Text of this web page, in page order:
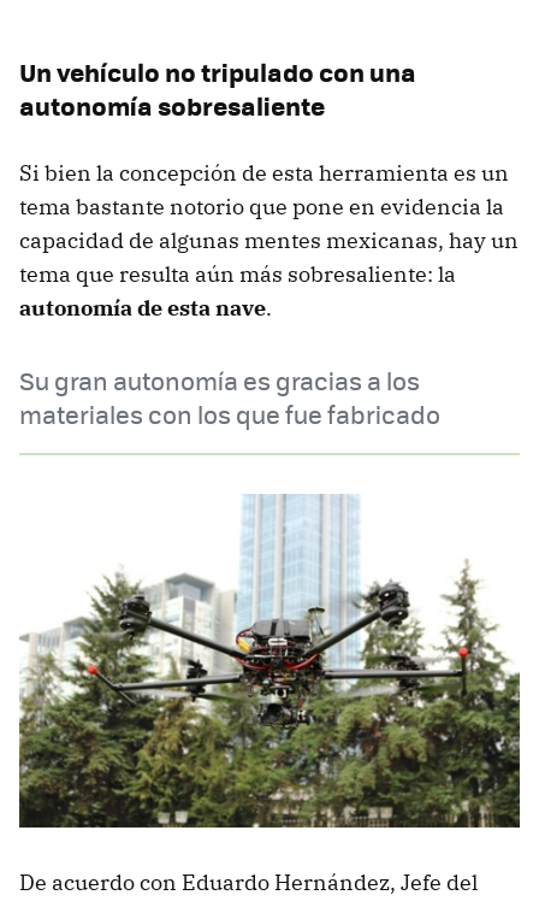
Un vehículo no tripulado con una
autonomía sobresaliente
Si bien la concepción de esta herramienta es un
tema bastante notorio que pone en evidencia la
capacidad de algunas mentes mexicanas, hay un
tema que resulta aún más sobresaliente: la
autonomía de esta nave.
Su gran autonomía es gracias a los
materiales con los que fue fabricado
De acuerdo con Eduardo Hernández, Jefe del